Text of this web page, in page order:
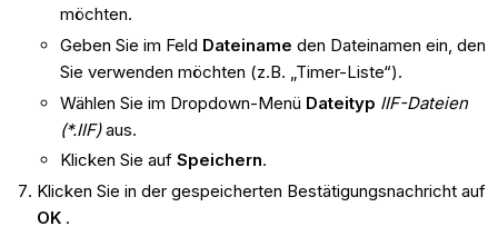
möchten.
Geben Sie im Feld Dateiname den Dateinamen ein, den
Sie verwenden möchten (z.B. „Timer-Liste“).
Wählen Sie im Dropdown-Menü Dateityp IIF-Dateien
(*.IIF)aus.
Klicken Sie auf Speichern.
Klicken Sie in der gespeicherten Bestätigungsnachricht auf
OK.